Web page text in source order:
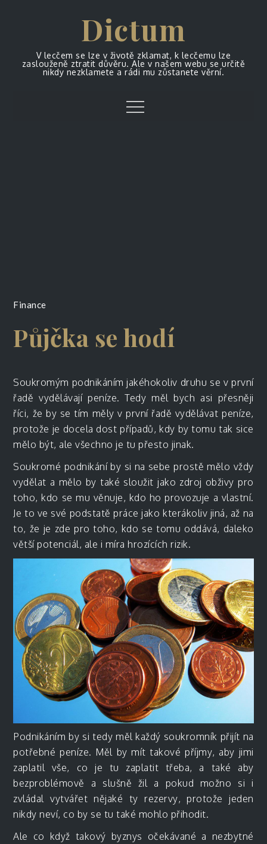
Dictum
V lecčem se lze v životě zklamat, k lecčemu lze
zaslouženě ztratit důvěru. Ale v našem webu se určitě
nikdy nezklamete a rádi mu zůstanete věrní.
Menu
Finance
Půjčka se hodí
Soukromým podnikáním jakéhokoliv druhu se v první
řadě vydělávají peníze. Tedy měl bych asi přesněji
říci, že by se tím měly v první řadě vydělávat peníze,
protože je docela dost případů, kdy by tomu tak sice
mělo být, ale všechno je tu přesto jinak.
Soukromé podnikání by si na sebe prostě mělo vždy
vydělat a mělo by také sloužit jako zdroj obživy pro
toho, kdo se mu věnuje, kdo ho provozuje a vlastní.
Je to ve své podstatě práce jako kterákoliv jiná, až na
to, že je zde pro toho, kdo se tomu oddává, daleko
větší potenciál, ale i míra hrozících rizik.
Podnikáním by si tedy měl každý soukromník přijít na
potřebné peníze. Měl by mít takové příjmy, aby jimi
zaplatil vše, co je tu zaplatit třeba, a také aby
bezproblémově a slušně žil a pokud možno si i
zvládal vytvářet nějaké ty rezervy, protože jeden
nikdy neví, co by se tu také mohlo přihodit.
Ale co když takový byznys očekávané a nezbytné